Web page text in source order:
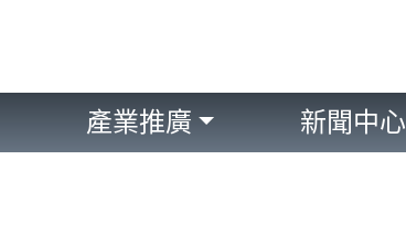
產業推廣 新聞中心